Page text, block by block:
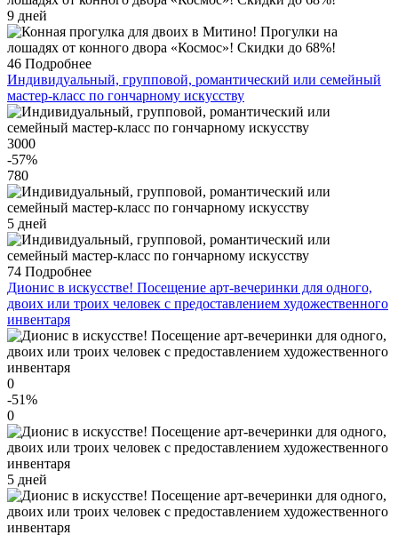
9 дней
46 Подробнее
Индивидуальный, групповой, романтический или семейный
мастер-класс по гончарному искусству
3000
-57%
780
5 дней
74 Подробнее
Дионис в искусстве! Посещение арт-вечеринки для одного,
двоих или троих человек с предоставлением художественного
инвентаря
0
-51%
0
5 дней